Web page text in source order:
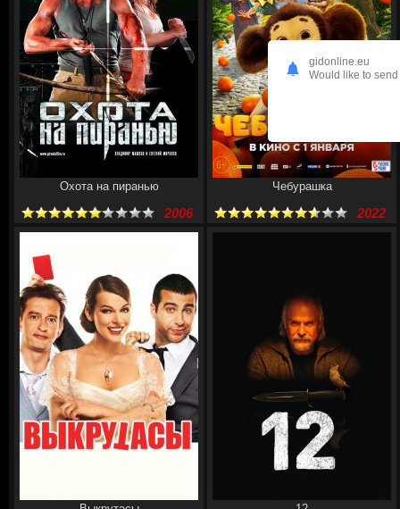
Охота на пиранью
2006
Чебурашка
2022
gidonline.eu
Would like to